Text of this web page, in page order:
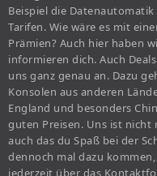
Beispiel die
Tarifen. Wie wäre es mit
Prämien? Auch hier haben
informieren dich. Auch
uns ganz genau an. Dazu
Konsolen aus anderen
England und besonders
guten Preisen. Uns ist nicht
auch das du Spaß bei der
dennoch mal dazu
jederzeit über das